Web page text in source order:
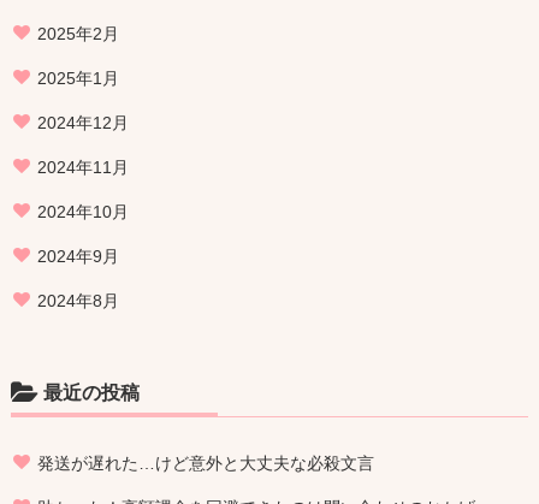
2025年2月
2025年1月
2024年12月
2024年11月
2024年10月
2024年9月
2024年8月
最近の投稿
発送が遅れた…けど意外と大丈夫な必殺文言